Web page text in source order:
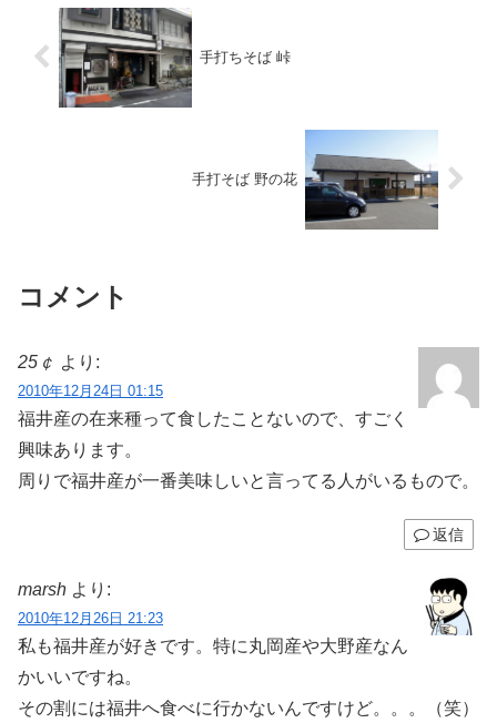
手打ちそば 峠
手打そば 野の花
コメント
25￠ より:
2010年12月24日 01:15
福井産の在来種って食したことないので、すごく
興味あります。
周りで福井産が一番美味しいと言ってる人がいるもので。
返信
marsh より:
2010年12月26日 21:23
私も福井産が好きです。特に丸岡産や大野産なん
かいいですね。
その割には福井へ食べに行かないんですけど。。。（笑）